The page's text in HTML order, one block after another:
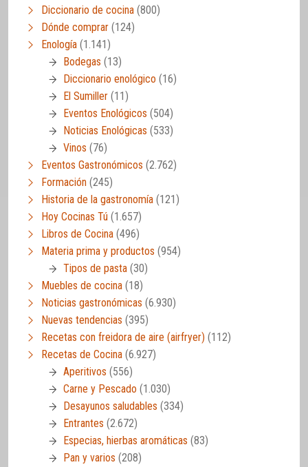
Diccionario de cocina (800)
Dónde comprar (124)
Enología (1.141)
Bodegas (13)
Diccionario enológico (16)
El Sumiller (11)
Eventos Enológicos (504)
Noticias Enológicas (533)
Vinos (76)
Eventos Gastronómicos (2.762)
Formación (245)
Historia de la gastronomía (121)
Hoy Cocinas Tú (1.657)
Libros de Cocina (496)
Materia prima y productos (954)
Tipos de pasta (30)
Muebles de cocina (18)
Noticias gastronómicas (6.930)
Nuevas tendencias (395)
Recetas con freidora de aire (airfryer) (112)
Recetas de Cocina (6.927)
Aperitivos (556)
Carne y Pescado (1.030)
Desayunos saludables (334)
Entrantes (2.672)
Especias, hierbas aromáticas (83)
Pan y varios (208)